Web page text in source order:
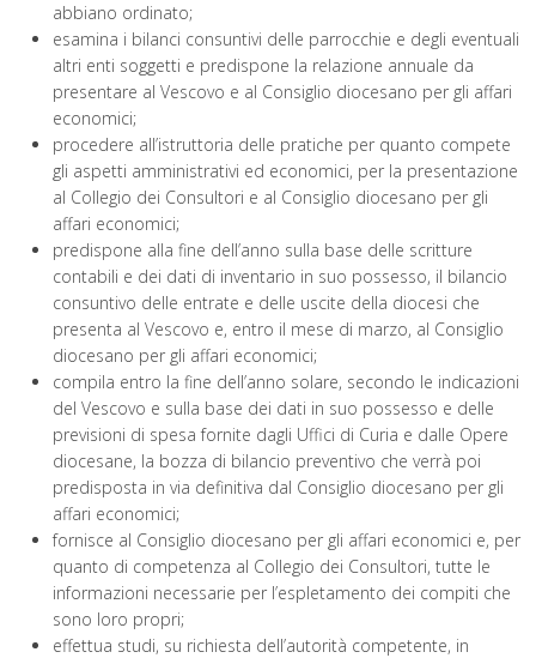
abbiano ordinato;
esamina i bilanci consuntivi delle parrocchie e degli eventuali
altri enti soggetti e predispone la relazione annuale da
presentare al Vescovo e al Consiglio diocesano per gli affari
economici;
procedere all’istruttoria delle pratiche per quanto compete
gli aspetti amministrativi ed economici, per la presentazione
al Collegio dei Consultori e al Consiglio diocesano per gli
affari economici;
predispone alla fine dell’anno sulla base delle scritture
contabili e dei dati di inventario in suo possesso, il bilancio
consuntivo delle entrate e delle uscite della diocesi che
presenta al Vescovo e, entro il mese di marzo, al Consiglio
diocesano per gli affari economici;
compila entro la fine dell’anno solare, secondo le indicazioni
del Vescovo e sulla base dei dati in suo possesso e delle
previsioni di spesa fornite dagli Uffici di Curia e dalle Opere
diocesane, la bozza di bilancio preventivo che verrà poi
predisposta in via definitiva dal Consiglio diocesano per gli
affari economici;
fornisce al Consiglio diocesano per gli affari economici e, per
quanto di competenza al Collegio dei Consultori, tutte le
informazioni necessarie per l’espletamento dei compiti che
sono loro propri;
effettua studi, su richiesta dell’autorità competente, in